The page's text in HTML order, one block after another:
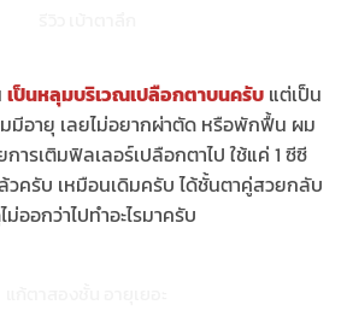
เป็นหลุมบริเวณเปลือกตาบนครับ แต่เป็น
มมีอายุ เลยไม่อยากผ่าตัด หรือพักฟื้น ผม
ารเติมฟิลเลอร์เปลือกตาไป ใช้แค่ 1 ซีซี
วครับ เหมือนเดิมครับ ได้ชั้นตาคู่สวยกลับ
ออกว่าไปทำอะไรมาครับ